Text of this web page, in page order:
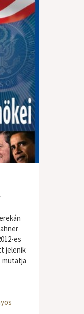
es
jelenik
mutatja